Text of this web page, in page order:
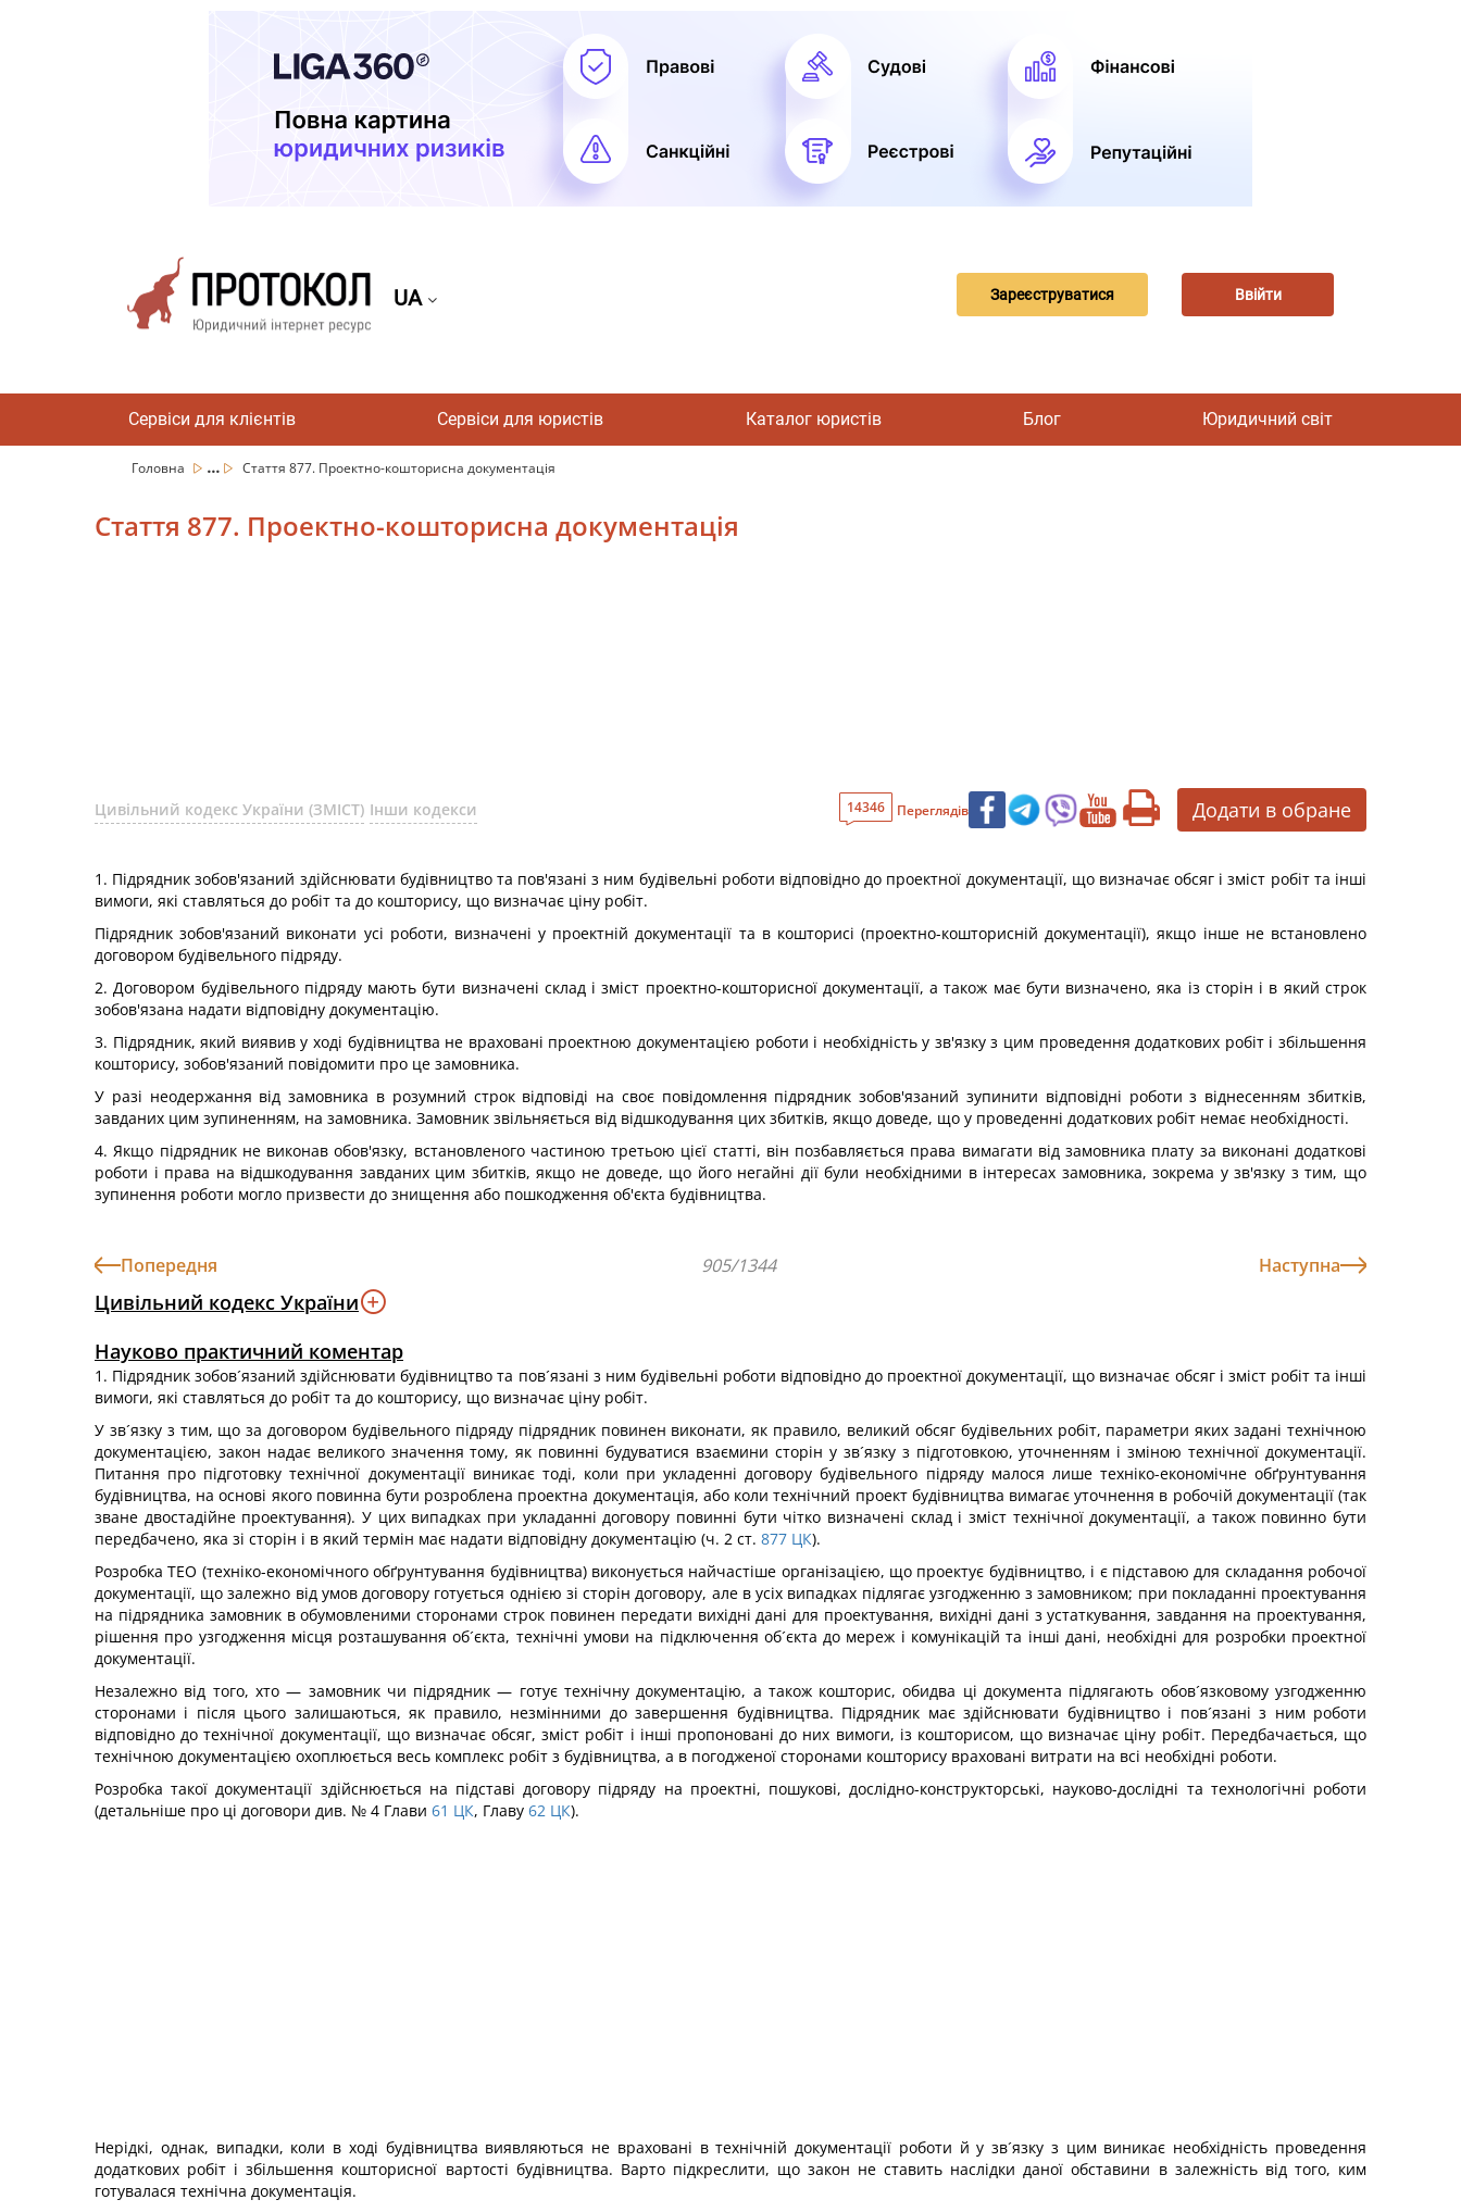
UA Зареєструватися Ввійти
Сервіси для клієнтів Сервіси для юристів Каталог юристів Блог Юридичний світ
Головна ... Стаття 877. Проектно-кошторисна документація
Стаття 877. Проектно-кошторисна документація
Цивільний кодекс України (ЗМІСТ) Інши кодекси 14346 Переглядів Додати в обране
1. Підрядник зобов'язаний здійснювати будівництво та пов'язані з ним будівельні роботи відповідно до проектної документації, що визначає обсяг і зміст робіт та інші
вимоги, які ставляться до робіт та до кошторису, що визначає ціну робіт.
Підрядник зобов'язаний виконати усі роботи, визначені у проектній документації та в кошторисі (проектно-кошторисній документації), якщо інше не встановлено
договором будівельного підряду.
2. Договором будівельного підряду мають бути визначені склад і зміст проектно-кошторисної документації, а також має бути визначено, яка із сторін і в який строк
зобов'язана надати відповідну документацію.
3. Підрядник, який виявив у ході будівництва не враховані проектною документацією роботи і необхідність у зв'язку з цим проведення додаткових робіт і збільшення
кошторису, зобов'язаний повідомити про це замовника.
У разі неодержання від замовника в розумний строк відповіді на своє повідомлення підрядник зобов'язаний зупинити відповідні роботи з віднесенням збитків,
завданих цим зупиненням, на замовника. Замовник звільняється від відшкодування цих збитків, якщо доведе, що у проведенні додаткових робіт немає необхідності.
4. Якщо підрядник не виконав обов'язку, встановленого частиною третьою цієї статті, він позбавляється права вимагати від замовника плату за виконані додаткові
роботи і права на відшкодування завданих цим збитків, якщо не доведе, що його негайні дії були необхідними в інтересах замовника, зокрема у зв'язку з тим, що
зупинення роботи могло призвести до знищення або пошкодження об'єкта будівництва.
Попередня 905/1344 Наступна
Цивільний кодекс України
Науково практичний коментар
1. Підрядник зобов´язаний здійснювати будівництво та пов´язані з ним будівельні роботи відповідно до проектної документації, що визначає обсяг і зміст робіт та інші
вимоги, які ставляться до робіт та до кошторису, що визначає ціну робіт.
У зв´язку з тим, що за договором будівельного підряду підрядник повинен виконати, як правило, великий обсяг будівельних робіт, параметри яких задані технічною
документацією, закон надає великого значення тому, як повинні будуватися взаємини сторін у зв´язку з підготовкою, уточненням і зміною технічної документації.
Питання про підготовку технічної документації виникає тоді, коли при укладенні договору будівельного підряду малося лише техніко-економічне обґрунтування
будівництва, на основі якого повинна бути розроблена проектна документація, або коли технічний проект будівництва вимагає уточнення в робочій документації (так
зване двостадійне проектування). У цих випадках при укладанні договору повинні бути чітко визначені склад і зміст технічної документації, а також повинно бути
передбачено, яка зі сторін і в який термін має надати відповідну документацію (ч. 2 ст. 877 ЦК).
Розробка ТЕО (техніко-економічного обґрунтування будівництва) виконується найчастіше організацією, що проектує будівництво, і є підставою для складання робочої
документації, що залежно від умов договору готується однією зі сторін договору, але в усіх випадках підлягає узгодженню з замовником; при покладанні проектування
на підрядника замовник в обумовленими сторонами строк повинен передати вихідні дані для проектування, вихідні дані з устаткування, завдання на проектування,
рішення про узгодження місця розташування об´єкта, технічні умови на підключення об´єкта до мереж і комунікацій та інші дані, необхідні для розробки проектної
документації.
Незалежно від того, хто — замовник чи підрядник — готує технічну документацію, а також кошторис, обидва ці документа підлягають обов´язковому узгодженню
сторонами і після цього залишаються, як правило, незмінними до завершення будівництва. Підрядник має здійснювати будівництво і пов´язані з ним роботи
відповідно до технічної документації, що визначає обсяг, зміст робіт і інші пропоновані до них вимоги, із кошторисом, що визначає ціну робіт. Передбачається, що
технічною документацією охоплюється весь комплекс робіт з будівництва, а в погодженої сторонами кошторису враховані витрати на всі необхідні роботи.
Розробка такої документації здійснюється на підставі договору підряду на проектні, пошукові, дослідно-конструкторські, науково-дослідні та технологічні роботи
(детальніше про ці договори див. № 4 Глави 61 ЦК, Главу 62 ЦК).
Нерідкі, однак, випадки, коли в ході будівництва виявляються не враховані в технічній документації роботи й у зв´язку з цим виникає необхідність проведення
додаткових робіт і збільшення кошторисної вартості будівництва. Варто підкреслити, що закон не ставить наслідки даної обставини в залежність від того, ким
готувалася технічна документація.